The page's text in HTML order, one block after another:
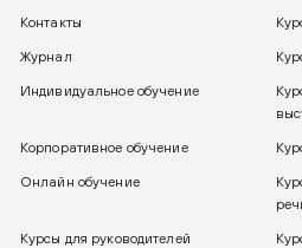
Контакты
Журнал
Индивидуальное обучение
Корпоративное обучение
Онлайн обучение
Курсы для руководителей